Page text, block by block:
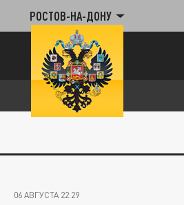
РОСТОВ-НА-ДОНУ
06 АВГУСТА 22:29